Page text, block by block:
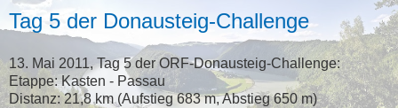
Tag 5 der Donausteig-Challenge
13. Mai 2011, Tag 5 der ORF-Donausteig-Challenge:
Etappe: Kasten - Passau
Distanz: 21,8 km (Aufstieg 683 m, Abstieg 650 m)